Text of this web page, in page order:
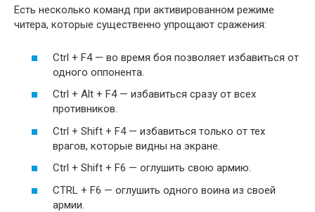
Есть несколько команд при активированном режиме
читера, которые существенно упрощают сражения:
Ctrl + F4 — во время боя позволяет избавиться от
одного оппонента.
Ctrl + Alt + F4 — избавиться сразу от всех
противников.
Ctrl + Shift + F4 — избавиться только от тех
врагов, которые видны на экране.
Ctrl + Shift + F6 — оглушить свою армию.
CTRL + F6 — оглушить одного воина из своей
армии.